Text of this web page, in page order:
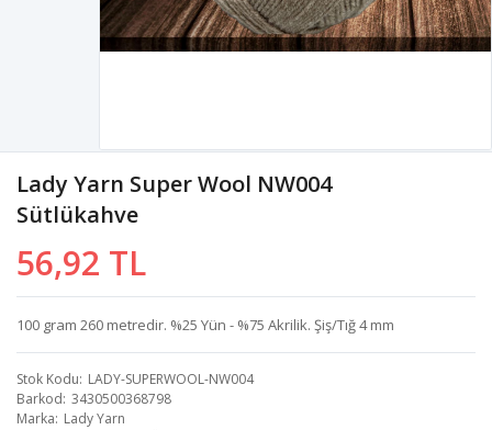
Lady Yarn Super Wool NW004
Sütlükahve
56,92 TL
100 gram 260 metredir. %25 Yün - %75 Akrilik. Şiş/Tığ 4 mm
Stok Kodu LADY-SUPERWOOL-NW004
Barkod 3430500368798
Marka Lady Yarn